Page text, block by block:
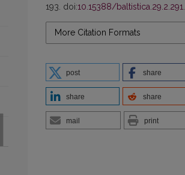
193. doi:10.15388/baltistica.29.2.291.
More Citation Formats
post share
share share
mail print